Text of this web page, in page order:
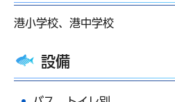
港小学校、港中学校
設備